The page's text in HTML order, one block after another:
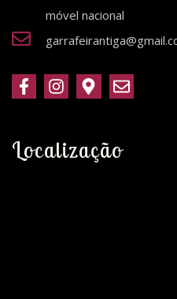
móvel nacional
Localização